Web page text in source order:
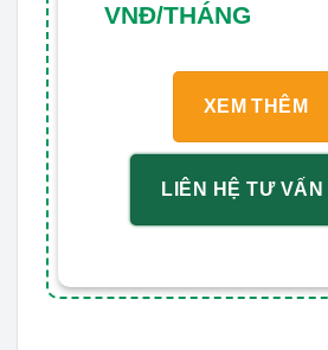
VNĐ/THÁNG
XEM THÊM
LIÊN HỆ TƯ VẤN